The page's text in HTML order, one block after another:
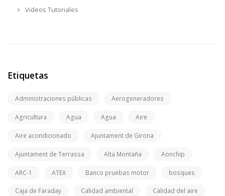
Videos Tutoriales
Etiquetas
Administraciones públicas Aerogeneradores
Agricultura Agua Agua Aire
Aire acondicionado Ajuntament de Girona
Ajuntament de Terrassa Alta Montaña Aonchip
ARC-1 ATEX Banco pruebas motor bosques
Caja de Faraday Calidad ambiental Calidad del aire